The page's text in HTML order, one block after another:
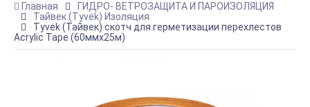
Главная
ГИДРО- ВЕТРОЗАЩИТА И ПАРОИЗОЛЯЦИЯ
Тайвек (Tyvek) Изоляция
Tyvek (Тайвек) скотч для герметизации перехлестов
Acrylic Tape (60ммх25м)